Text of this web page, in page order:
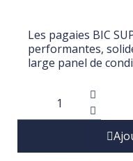
Les pagaies BIC
performantes,
large panel de